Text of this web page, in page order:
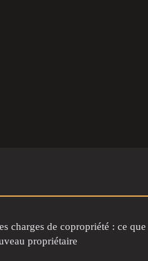
charges de copropriété : ce que
propriétaire